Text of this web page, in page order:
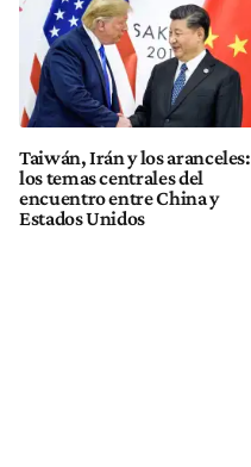
Taiwán, Irán y los aranceles:
los temas centrales del
encuentro entre China y
Estados Unidos